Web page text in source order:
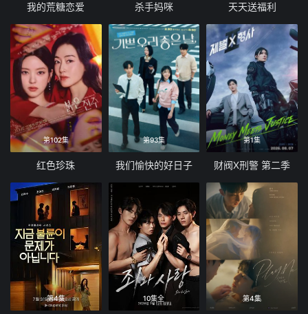
我的荒糖恋爱 杀手妈咪 天天送福利
第102集
红色珍珠
第93集
我们愉快的好日子
第1集
财阀X刑警 第二季
第4集 10集全 第4集